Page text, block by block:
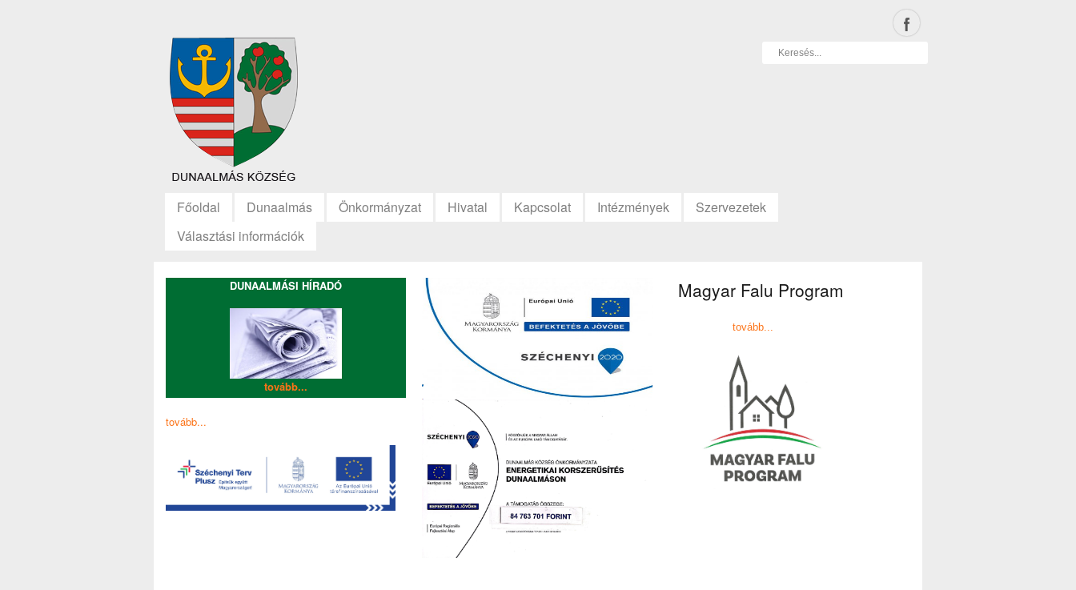
Főoldal Dunaalmás Önkormányzat Hivatal Kapcsolat Intézmények
Szervezetek
Választási információk
DUNAALMÁSI HÍRADÓ
tovább...
tovább...
Magyar Falu Program
tovább...